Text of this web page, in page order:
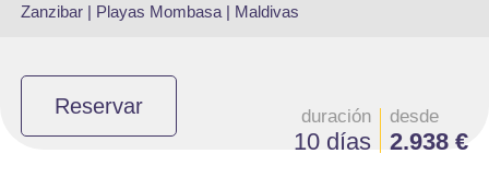
Zanzibar | Playas Mombasa | Maldivas
Reservar duración
10 días
desde
2.938 €